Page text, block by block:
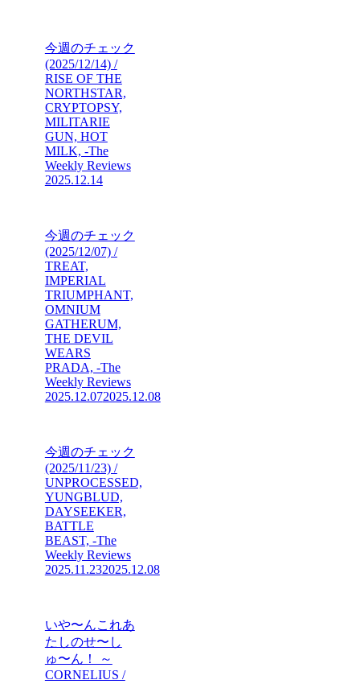
今週のチェック
(2025/12/14) /
RISE OF THE
NORTHSTAR,
CRYPTOPSY,
MILITARIE
GUN, HOT
MILK, -The
Weekly Reviews
2025.12.14
今週のチェック
(2025/12/07) /
TREAT,
IMPERIAL
TRIUMPHANT,
OMNIUM
GATHERUM,
THE DEVIL
WEARS
PRADA, -The
Weekly Reviews
2025.12.072025.12.08
今週のチェック
(2025/11/23) /
UNPROCESSED,
YUNGBLUD,
DAYSEEKER,
BATTLE
BEAST, -The
Weekly Reviews
2025.11.232025.12.08
いや〜んこれあ
たしのせ〜し
ゅ〜ん！ ～
CORNELIUS /